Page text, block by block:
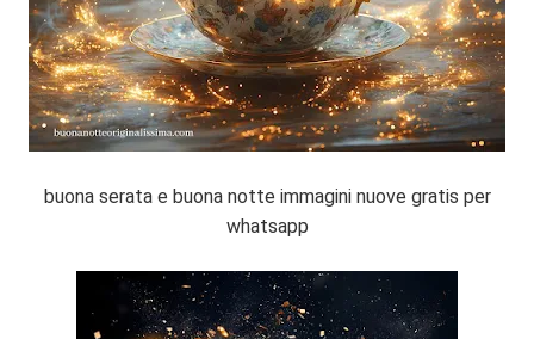
buona serata e buona notte immagini nuove gratis per
whatsapp